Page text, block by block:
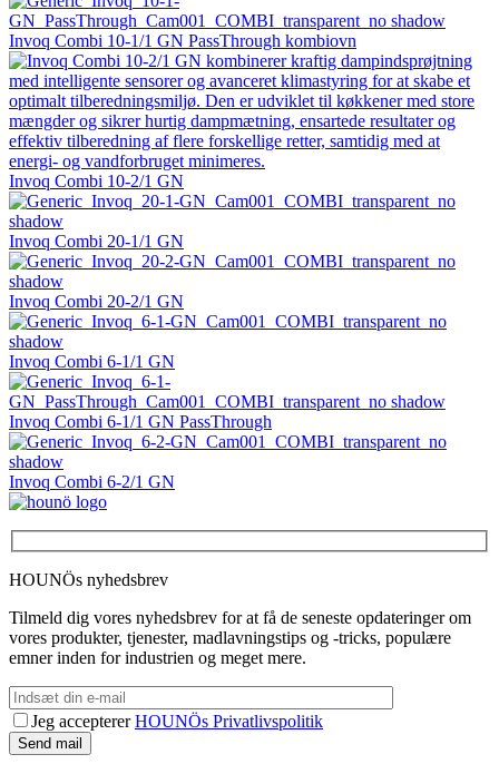
Invoq Combi 10-1/1 GN PassThrough kombiovn
Invoq Combi 10-2/1 GN
Invoq Combi 20-1/1 GN
Invoq Combi 20-2/1 GN
Invoq Combi 6-1/1 GN
Invoq Combi 6-1/1 GN PassThrough
Invoq Combi 6-2/1 GN
HOUNÖs nyhedsbrev
Tilmeld dig vores nyhedsbrev for at få de seneste opdateringer om
vores produkter, tjenester, madlavningstips og -tricks, populære
emner inden for industrien og meget mere.
Jeg acceptererHOUNÖs Privatlivspolitik